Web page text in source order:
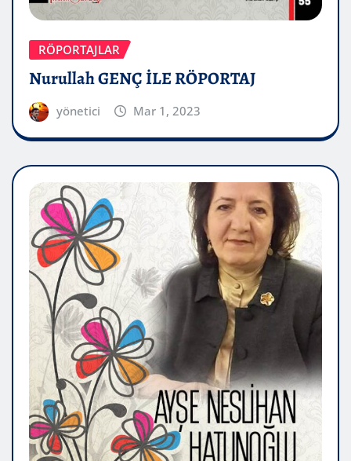
RÖPORTAJLAR
Nurullah GENÇ İLE RÖPORTAJ
yönetici Mar 1, 2023